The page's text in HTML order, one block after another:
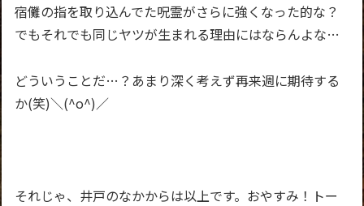
宿儺の指を取り込んでた呪霊がさらに強くなった的な？
でもそれでも同じヤツが生まれる理由にはならんよな…
どういうことだ…？あまり深く考えず再来週に期待する
か(笑)＼(^o^)／
それじゃ、井戸のなかからは以上です。おやすみ！トー